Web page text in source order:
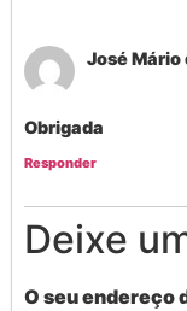
José Mário
Obrigada
Responder
Deixe
O seu endereço